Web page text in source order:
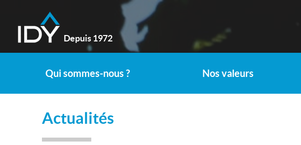
Depuis 1972
Qui sommes-nous ? Nos valeurs
Actualités